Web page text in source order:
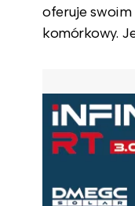
oferuje swoim
komórkowy.